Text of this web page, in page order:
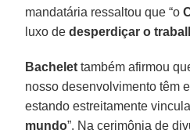
mandatária ressaltou que “o
luxo de desperdiçar o
Bachelet também afirmou
nosso desenvolvimento têm
estando estreitamente
mundo”. Na cerimônia de